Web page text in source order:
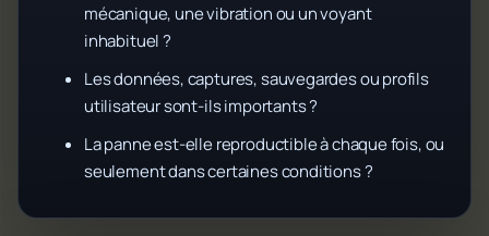
mécanique, une vibration ou un voyant
inhabituel ?
Les données, captures, sauvegardes ou profils
utilisateur sont-ils importants ?
La panne est-elle reproductible à chaque fois, ou
seulement dans certaines conditions ?